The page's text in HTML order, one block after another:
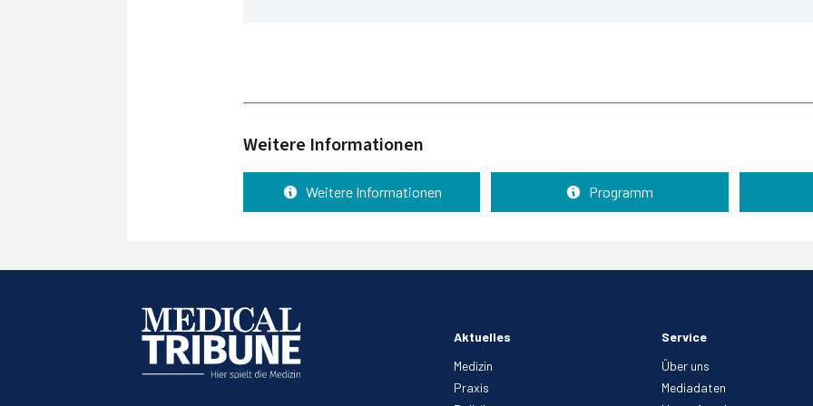
Weitere Informationen
Weitere Informationen Programm
Aktuelles
Medizin
Praxis
Service
Über uns
Mediadaten